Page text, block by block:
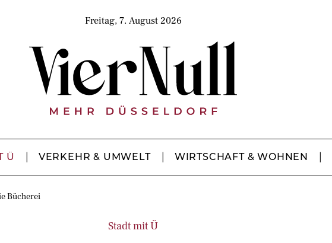
Freitag, 7. August 2026
Ü VERKEHR & UMWELT WIRTSCHAFT & WOHNEN
Bücherei
Stadt mit Ü